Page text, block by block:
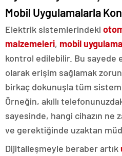
Mobil Uygulamalarla
Elektrik sistemlerindeki
malzemeleri, mobil
kontrol edilebilir. Bu sayede
olarak erişim sağlamak
birkaç dokunuşla tüm
Örneğin, akıllı
sayesinde, hangi cihazın ne
ve gerektiğinde uzaktan
Dijitalleşmeyle beraber artık